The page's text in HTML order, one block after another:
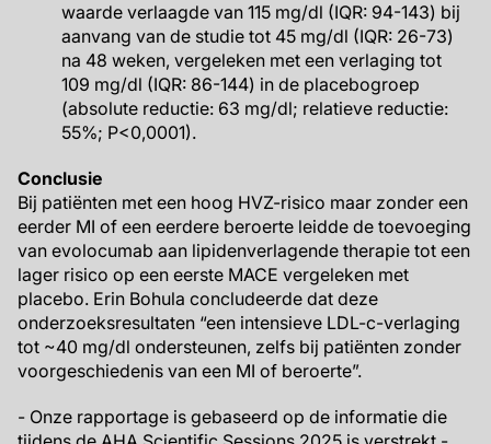
waarde verlaagde van 115 mg/dl (IQR: 94-143) bij
aanvang van de studie tot 45 mg/dl (IQR: 26-73)
na 48 weken, vergeleken met een verlaging tot
109 mg/dl (IQR: 86-144) in de placebogroep
(absolute reductie: 63 mg/dl; relatieve reductie:
55%; P<0,0001).
Conclusie
Bij patiënten met een hoog HVZ-risico maar zonder een
eerder MI of een eerdere beroerte leidde de toevoeging
van evolocumab aan lipidenverlagende therapie tot een
lager risico op een eerste MACE vergeleken met
placebo. Erin Bohula concludeerde dat deze
onderzoeksresultaten “een intensieve LDL-c-verlaging
tot ~40 mg/dl ondersteunen, zelfs bij patiënten zonder
voorgeschiedenis van een MI of beroerte”.
- Onze rapportage is gebaseerd op de informatie die